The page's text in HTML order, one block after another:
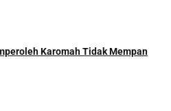
Karomah Tidak Mempan